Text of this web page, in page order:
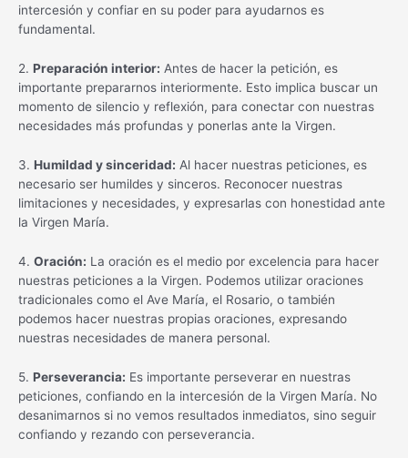
intercesión y confiar en su poder para ayudarnos es
fundamental.
2. Preparación interior: Antes de hacer la petición, es
importante prepararnos interiormente. Esto implica buscar un
momento de silencio y reflexión, para conectar con nuestras
necesidades más profundas y ponerlas ante la Virgen.
3. Humildad y sinceridad: Al hacer nuestras peticiones, es
necesario ser humildes y sinceros. Reconocer nuestras
limitaciones y necesidades, y expresarlas con honestidad ante
la Virgen María.
4. Oración: La oración es el medio por excelencia para hacer
nuestras peticiones a la Virgen. Podemos utilizar oraciones
tradicionales como el Ave María, el Rosario, o también
podemos hacer nuestras propias oraciones, expresando
nuestras necesidades de manera personal.
5. Perseverancia: Es importante perseverar en nuestras
peticiones, confiando en la intercesión de la Virgen María. No
desanimarnos si no vemos resultados inmediatos, sino seguir
confiando y rezando con perseverancia.